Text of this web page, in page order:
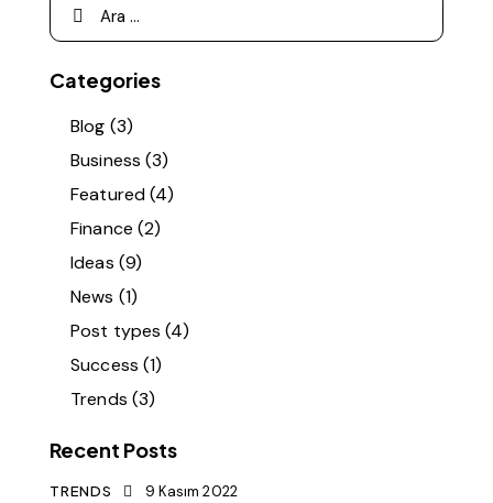
Categories
Blog (3)
Business (3)
Featured(4)
Finance (2)
Ideas (9)
News (1)
Post types (4)
Success (1)
Trends (3)
Recent Posts
TRENDS 9 Kasım 2022